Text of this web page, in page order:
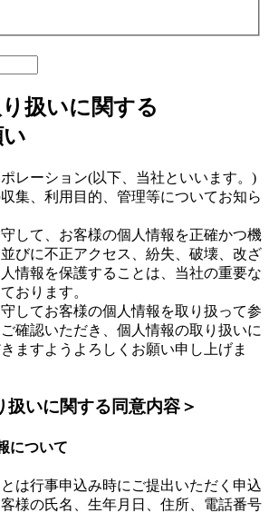
扱いに関する
レーション(以下、当社といいます。)
集、利用目的、管理等についてお知ら
して、お客様の個人情報を正確かつ機
びに不正アクセス、紛失、破壊、改ざ
情報を保護することは、当社の重要な
おります。
してお客様の個人情報を取り扱って参
確認いただき、個人情報の取り扱いに
ますようよろしくお願い申し上げま
扱いに関する同意内容＞
について
は行事申込み時にご提出いただく申込
様の氏名、生年月日、住所、電話番号